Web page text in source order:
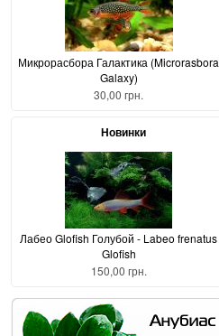
Микрорасбора Галактика (Microrasbora
Galaxy)
30,00 грн.
Новинки
Лабео Glofish Голубой - Labeo frenatus
Glofish
150,00 грн.